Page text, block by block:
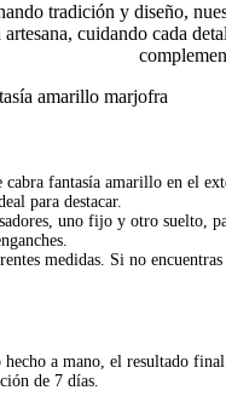
tradición y diseño,
artesana, cuidando cada
cabra fantasía amarillo en el
para destacar.
uno fijo y otro suelto,
medidas. Si no
a mano, el resultado
de 7 días.